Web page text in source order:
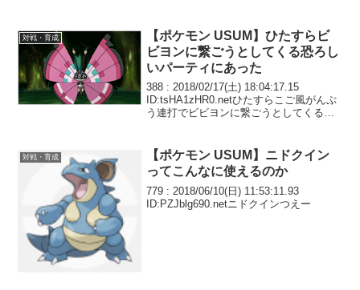
対戦・育成
【ポケモン USUM】ひたすらビ
ビヨンに繋ごうとしてくる恐ろし
いパーティにあった
388 : 2018/02/17(土) 18:04:17.15
ID:tsHA1zHR0.netひたすらこご風がんぷ
う連打でビビヨンに繋ごうとしてくる恐
ったようなもの...
対戦・育成
【ポケモン USUM】ニドクイン
ってこんなに使えるのか
779 : 2018/06/10(日) 11:53:11.93
ID:PZJblg690.netニドクインつえー